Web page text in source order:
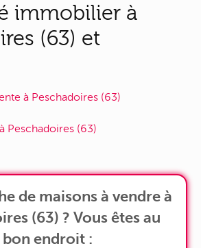
immobilier à
(63) et
à Peschadoires (63)
Peschadoires (63)
de maisons à vendre à
(63) ? Vous êtes au
bon endroit :